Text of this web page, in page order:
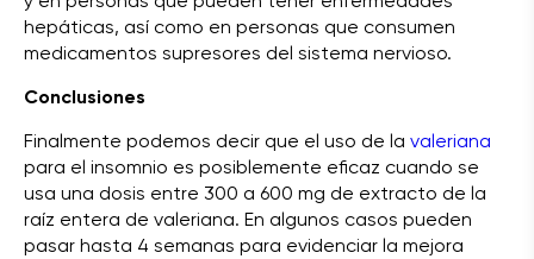
hepáticas, así como en personas que consumen
medicamentos supresores del sistema nervioso.
Conclusiones
Finalmente podemos decir que el uso de la valeriana
para el insomnio es posiblemente eficaz cuando se
usa una dosis entre 300 a 600 mg de extracto de la
raíz entera de valeriana. En algunos casos pueden
pasar hasta 4 semanas para evidenciar la mejora